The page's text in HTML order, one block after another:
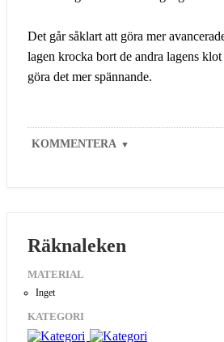
Det går såklart att göra mer
lagen krocka bort de andra lagens
göra det mer spännande.
KOMMENTERA ▼
Räknaleken
MATERIAL
Inget
KATEGORI